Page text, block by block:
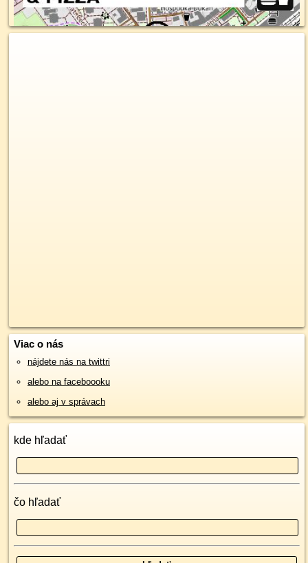
Viac o nás
nájdete nás na twittri
alebo na faceboooku
alebo aj v správach
kde hľadať
čo hľadať